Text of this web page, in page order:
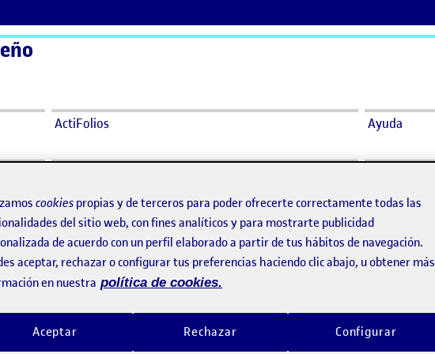
ActiFolios Ayuda
Presentación II
del diseño. Presentación II
en PEC4 – Compartir del diseño. Presentación II
cookies propias y de terceros para poder ofrecerte correctamente todas las
del sitio web, con fines analíticos y para mostrarte publicidad
de acuerdo con un perfil elaborado a partir de tus hábitos de navegación.
aceptar, rechazar o configurar tus preferencias haciendo clic abajo, u obtener más
en nuestra política de cookies.
Rechazar
Aceptar Configurar